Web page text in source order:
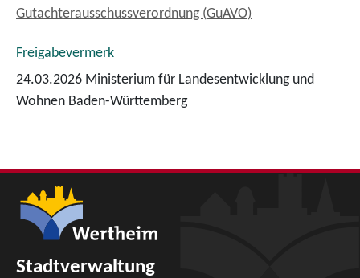
Gutachterausschussverordnung (GuAVO)
Freigabevermerk
24.03.2026 Ministerium für Landesentwicklung und
Wohnen Baden-Württemberg
Stadtverwaltung